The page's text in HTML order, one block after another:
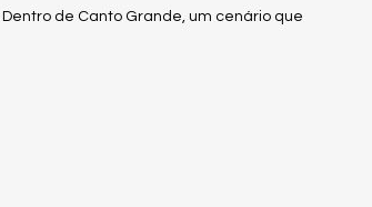
de Canto Grande, um cenário que